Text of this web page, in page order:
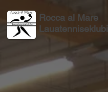
Rocca al Mare
Lauatenniseklubi